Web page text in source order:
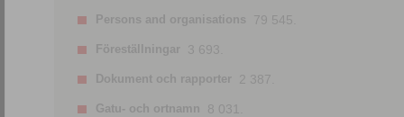
Persons and organisations 79 545.
Föreställningar 3 693.
Dokument och rapporter 2 387.
Gatu- och ortnamn 8 031.